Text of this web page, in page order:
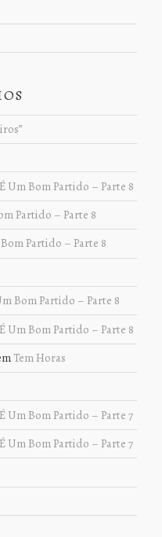
Um Bom Partido – Parte 8
Partido – Parte 8
Partido – Parte 8
Bom Partido – Parte 8
Um Bom Partido – Parte 8
Tem Horas
Um Bom Partido – Parte 7
Um Bom Partido – Parte 7